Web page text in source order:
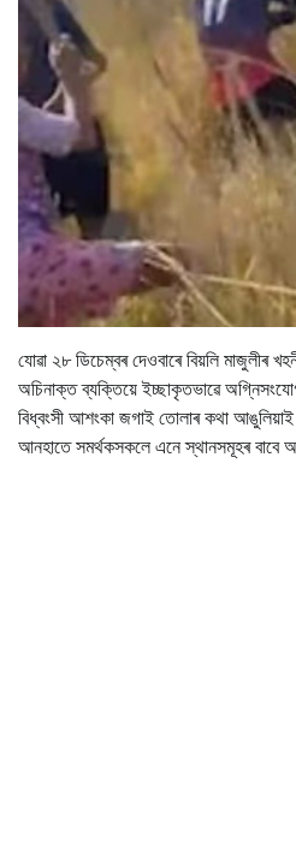
যোৱা ২৮ ডিচেম্বৰ দেওবাৰে বিয়লি
অচিনাক্ত ব্যক্তিয়ে ইচ্ছাকৃতভাৱে
বিধ্বংসী আশংকা জগাই তোলাৰ কথা
আনহাতে সমৰ্থকসকলে এনে স্থানসমূহৰ বাবে